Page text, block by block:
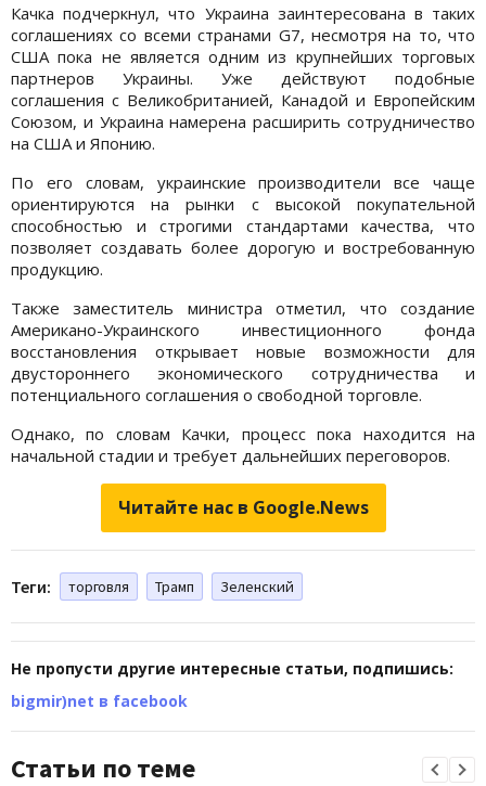
Качка подчеркнул, что Украина заинтересована в таких
соглашениях со всеми странами G7, несмотря на то, что
США пока не является одним из крупнейших торговых
партнеров Украины. Уже действуют подобные
соглашения с Великобританией, Канадой и Европейским
Союзом, и Украина намерена расширить сотрудничество
на США и Японию.
По его словам, украинские производители все чаще
ориентируются на рынки с высокой покупательной
способностью и строгими стандартами качества, что
позволяет создавать более дорогую и востребованную
продукцию.
Также заместитель министра отметил, что создание
Американо-Украинского инвестиционного фонда
восстановления открывает новые возможности для
двустороннего экономического сотрудничества и
потенциального соглашения о свободной торговле.
Однако, по словам Качки, процесс пока находится на
начальной стадии и требует дальнейших переговоров.
Читайте нас в Google.News
Теги: торговля Трамп Зеленский
Не пропусти другие интересные статьи, подпишись:
bigmir)net в facebook
Статьи по теме